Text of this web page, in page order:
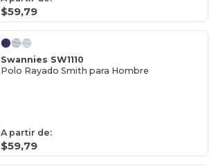
$59,79
Swannies SW1110
Polo Rayado Smith para Hombre
A partir de:
$59,79